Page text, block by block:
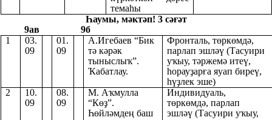
темаһы
Һаумы, мәктәп! 3 сәғәт
9ав 9б
1
03.
09
01.
09
А.Игебаев “Бик
тә кәрәк
тыныслыҡ”.
Ҡабатлау.
Фронталь, төркөмдә,
парлап эшләү (Тасуири
уҡыу, тәржемә итеү,
һорауҙарға яуап биреү,
һүҙлек эше)
2
10.
09
08.
09
М. Аҡмулла
“Көҙ”.
Һөйләмдең баш
Индивидуаль,
төркөмдә, парлап
эшләү (Тасуири уҡыу,